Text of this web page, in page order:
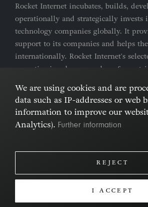
Rocket Internet incubates, builds,
operationally and strategically invests
technology companies globally. It
support to its companies and helps
internationally. Rocket Internet's
are active in a large number of
Imprint & Privacy Policy Cookies
We are using cookies and are
data such as IP-addresses or web
information to improve our
Analytics). Further information
REJECT
I ACCEPT